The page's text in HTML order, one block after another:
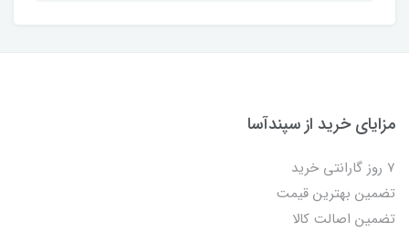
مزایای خرید از سپندآسا
7 روز گارانتی خرید
تضمین بهترین قیمت
تضمین اصالت کالا